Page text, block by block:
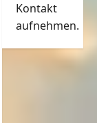
Kontakt
aufnehmen.